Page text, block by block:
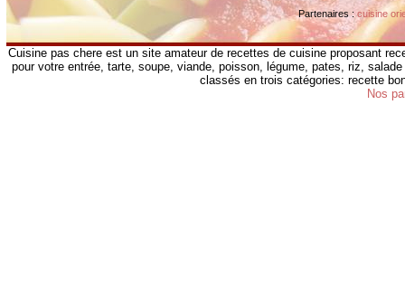
Partenaires :cuisine
Cuisine pas chere est un site amateur de recettes de cuisine proposant
pour votre entrée, tarte, soupe, viande, poisson, légume, pates, riz,
classés en trois catégories: recette
Nos